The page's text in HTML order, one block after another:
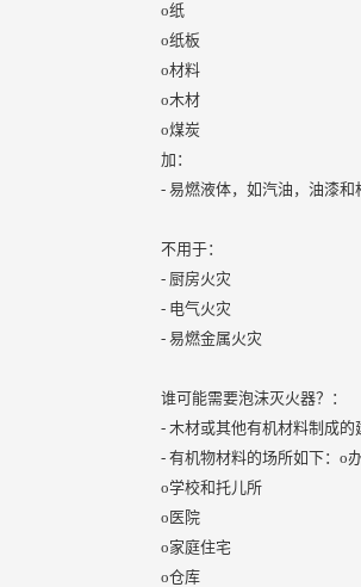
o纸
o纸板
o材料
o木材
o煤炭
加：
- 易燃液体，如汽油，油漆和
不用于：
- 厨房火灾
- 电气火灾
- 易燃金属火灾
谁可能需要泡沫灭火器？：
- 木材或其他有机材料制成的
- 有机物材料的场所如下：o
o学校和托儿所
o医院
o家庭住宅
o仓库